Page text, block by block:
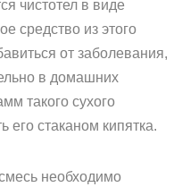
чистотел в виде
средство из этого
от заболевания,
в домашних
такого сухого
его стаканом кипятка.
необходимо